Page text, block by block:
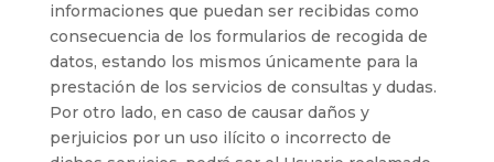
informaciones que puedan ser recibidas como
consecuencia de los formularios de recogida de
datos, estando los mismos únicamente para la
prestación de los servicios de consultas y dudas.
Por otro lado, en caso de causar daños y
perjuicios por un uso ilícito o incorrecto de